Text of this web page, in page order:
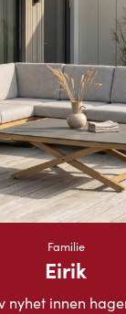
Familie
Eirik
nyhet innen